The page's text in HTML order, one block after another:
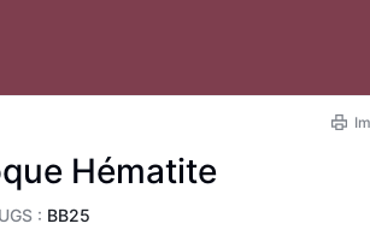
Hématite
: BB25